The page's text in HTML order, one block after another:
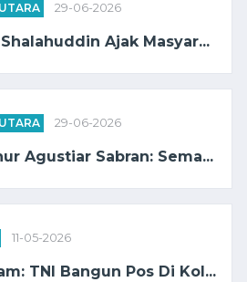
29-06-2026
Ajak Masyar...
29-06-2026
Agustiar Sabran: Sema...
11-05-2026
TNI Bangun Pos Di Kol...